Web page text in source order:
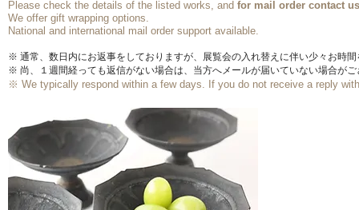
Please check the details of the listed works, and for mail order contact
We offer gift wrapping options.
​National and international mail order support available.
※ 通常、数日内にお返事をしておりますが、展覧会の入れ替えに伴い少々お時
※ 尚、１週間経っても返信がない場合は、当方へメールが届いていない場合が
※ We typically respond within a few days. If you do not receive a reply